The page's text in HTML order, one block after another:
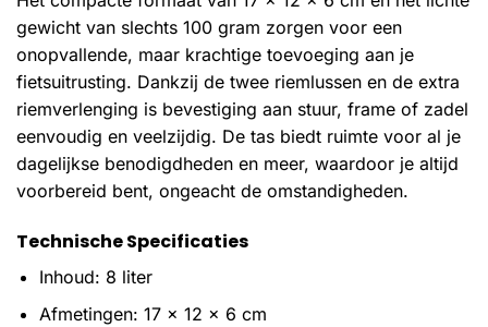
gewicht van slechts 100 gram zorgen voor een
onopvallende, maar krachtige toevoeging aan je
fietsuitrusting. Dankzij de twee riemlussen en de extra
riemverlenging is bevestiging aan stuur, frame of zadel
eenvoudig en veelzijdig. De tas biedt ruimte voor al je
dagelijkse benodigdheden en meer, waardoor je altijd
voorbereid bent, ongeacht de omstandigheden.
Technische Specificaties
Inhoud: 8 liter
Afmetingen: 17 x 12 x 6 cm